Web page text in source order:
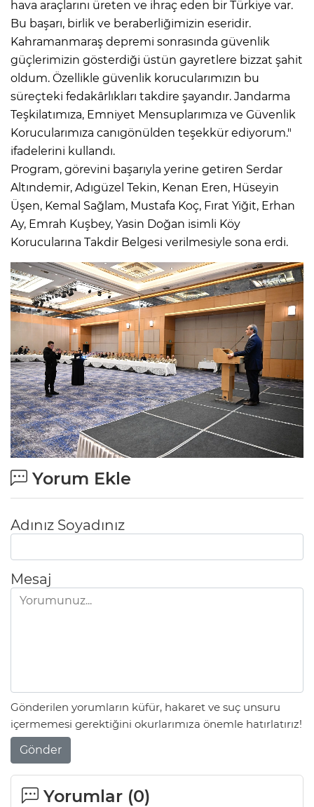
hava araçlarını üreten ve ihraç eden bir Türkiye var.
Bu başarı, birlik ve beraberliğimizin eseridir.
Kahramanmaraş depremi sonrasında güvenlik
güçlerimizin gösterdiği üstün gayretlere bizzat şahit
oldum. Özellikle güvenlik korucularımızın bu
süreçteki fedakârlıkları takdire şayandır. Jandarma
Teşkilatımıza, Emniyet Mensuplarımıza ve Güvenlik
Korucularımıza canıgönülden teşekkür ediyorum."
ifadelerini kullandı.
Program, görevini başarıyla yerine getiren Serdar
Altındemir, Adıgüzel Tekin, Kenan Eren, Hüseyin
Üşen, Kemal Sağlam, Mustafa Koç, Fırat Yiğit, Erhan
Ay, Emrah Kuşbey, Yasin Doğan isimli Köy
Korucularına Takdir Belgesi verilmesiyle sona erdi.
Yorum Ekle
Adınız Soyadınız
Mesaj
Gönderilen yorumların küfür, hakaret ve suç unsuru
içermemesi gerektiğini okurlarımıza önemle hatırlatırız!
Gönder
Yorumlar (0)